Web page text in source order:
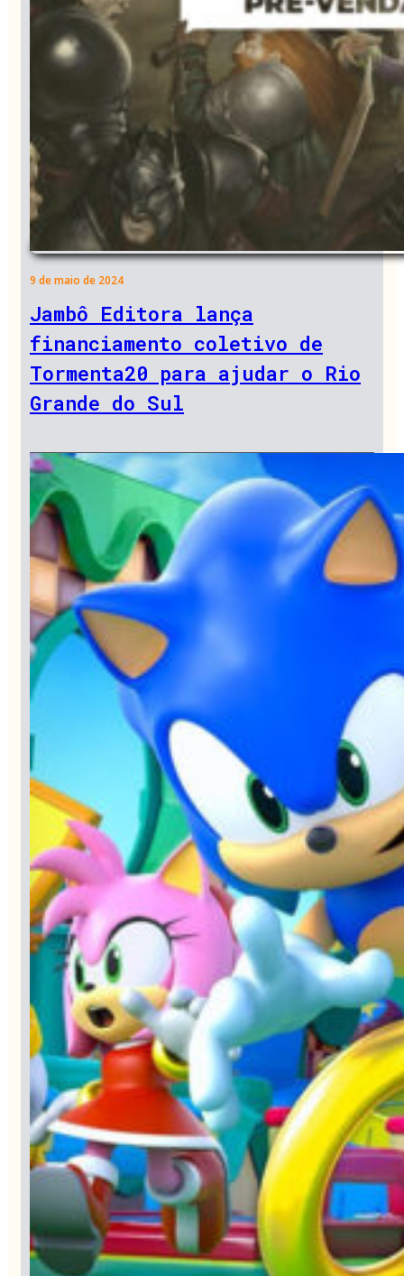
9 de maio de 2024
Jambô Editora lança
financiamento coletivo de
Tormenta20 para ajudar o Rio
Grande do Sul